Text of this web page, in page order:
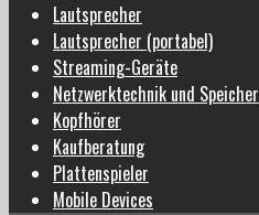
Lautsprecher
Lautsprecher (portabel)
Streaming-Geräte
Netzwerktechnik und Speicher
Kopfhörer
Kaufberatung
Plattenspieler
Mobile Devices